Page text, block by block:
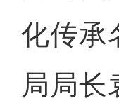
化传承
局局长